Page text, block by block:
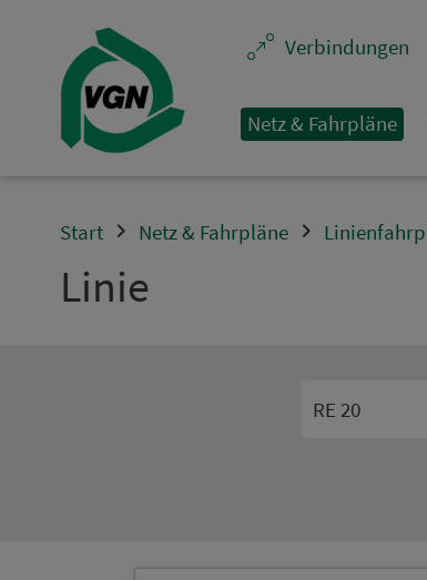
Ver­bin­dungen
Netz & Fahrpläne
Start Netz & Fahrpläne
Linie